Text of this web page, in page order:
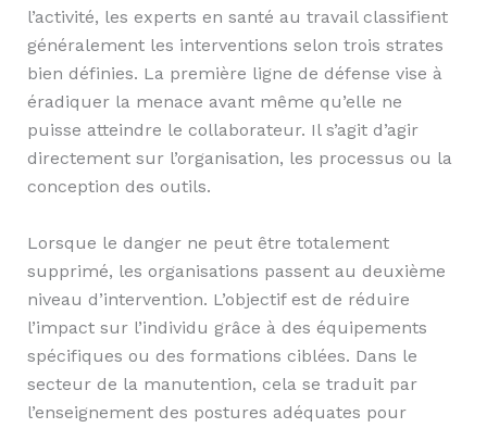
l’activité, les experts en santé au travail classifient
généralement les interventions selon trois strates
bien définies. La première ligne de défense vise à
éradiquer la menace avant même qu’elle ne
puisse atteindre le collaborateur. Il s’agit d’agir
directement sur l’organisation, les processus ou la
conception des outils.
Lorsque le danger ne peut être totalement
supprimé, les organisations passent au deuxième
niveau d’intervention. L’objectif est de réduire
l’impact sur l’individu grâce à des équipements
spécifiques ou des formations ciblées. Dans le
secteur de la manutention, cela se traduit par
l’enseignement des postures adéquates pour